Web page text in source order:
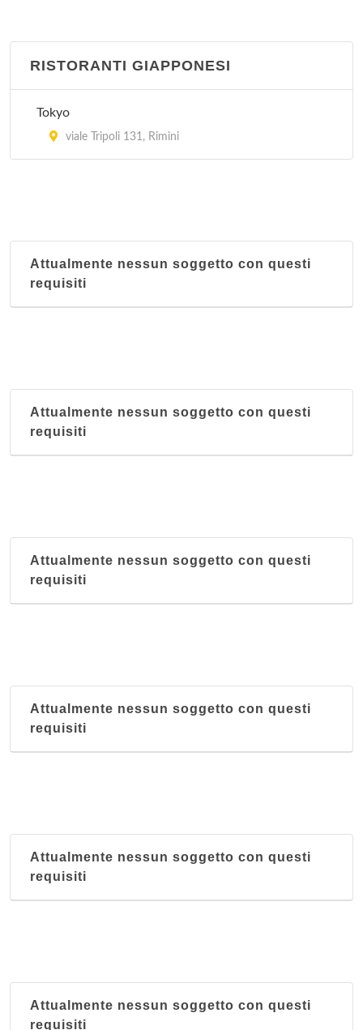
RISTORANTI GIAPPONESI
Tokyo
viale Tripoli 131, Rimini
Attualmente nessun soggetto con questi
requisiti
Attualmente nessun soggetto con questi
requisiti
Attualmente nessun soggetto con questi
requisiti
Attualmente nessun soggetto con questi
requisiti
Attualmente nessun soggetto con questi
requisiti
Attualmente nessun soggetto con questi
requisiti